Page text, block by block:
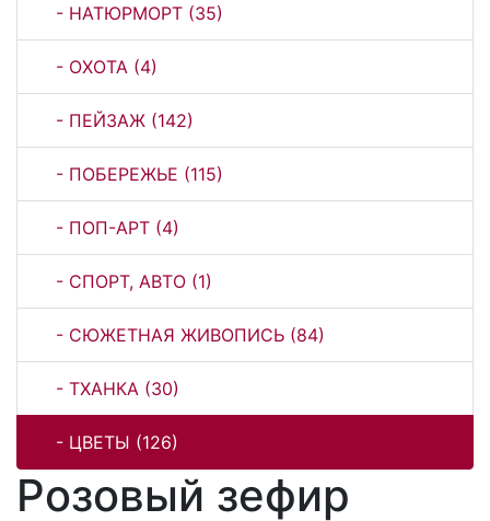
- НАТЮРМОРТ (35)
- ОХОТА (4)
- ПЕЙЗАЖ (142)
- ПОБЕРЕЖЬЕ (115)
- ПОП-АРТ (4)
- СПОРТ, АВТО (1)
- СЮЖЕТНАЯ ЖИВОПИСЬ (84)
- ТХАНКА (30)
- ЦВЕТЫ (126)
Розовый зефир